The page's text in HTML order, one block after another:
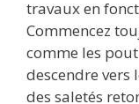
travaux en
Commencez
comme les
descendre vers
des saletés